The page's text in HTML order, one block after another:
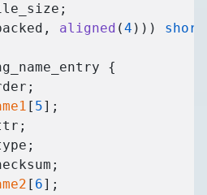
aligned (4 )))
{
[ 5];
[ 6];